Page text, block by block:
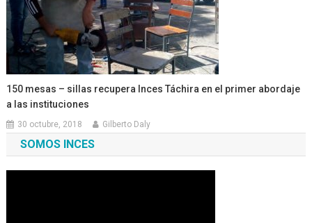
150 mesas – sillas recupera Inces Táchira en el primer abordaje
a las instituciones
30 octubre, 2018 Gilberto Daly
SOMOS INCES